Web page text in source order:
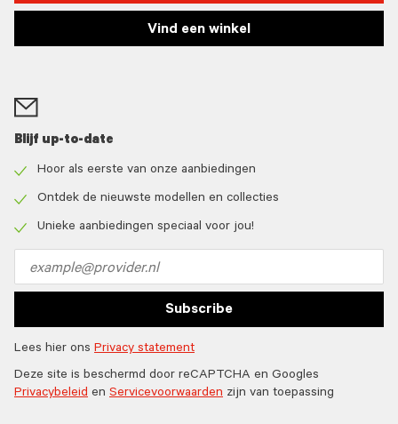
Vind een winkel
Blijf up-to-date
icon
Hoor als eerste van onze aanbiedingen
icon
Ontdek de nieuwste modellen en collecties
Unieke aanbiedingen speciaal voor jou!
address
Subscribe
Lees hier ons Privacy statement
Deze site is beschermd door reCAPTCHA en Googles
Privacybeleid en Servicevoorwaarden zijn van toepassing